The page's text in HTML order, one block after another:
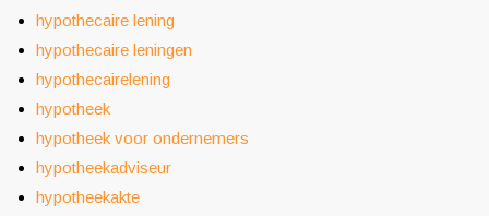
hypothecaire lening
hypothecaire leningen
hypothecairelening
hypotheek
hypotheek voor ondernemers
hypotheekadviseur
hypotheekakte